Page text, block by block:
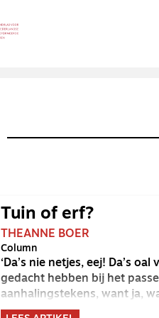
Tuin of erf?
THEANNE BOER
Column
‘Da’s nie netjes, eej! Da’s
gedacht hebben bij het
aanhalingstekens, want ja,